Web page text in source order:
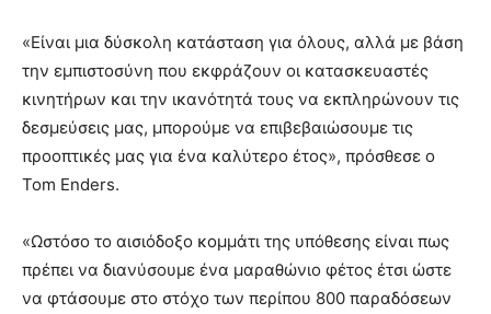
«Είναι μια δύσκολη κατάσταση για όλους, αλλά με βάση
την εμπιστοσύνη που εκφράζουν οι κατασκευαστές
κινητήρων και την ικανότητά τους να εκπληρώνουν τις
δεσμεύσεις μας, μπορούμε να επιβεβαιώσουμε τις
προοπτικές μας για ένα καλύτερο έτος», πρόσθεσε ο
Tom Enders.
«Ωστόσο το αισιόδοξο κομμάτι της υπόθεσης είναι πως
πρέπει να διανύσουμε ένα μαραθώνιο φέτος έτσι ώστε
να φτάσουμε στο στόχο των περίπου 800 παραδόσεων